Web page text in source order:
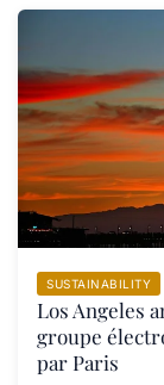
SUSTAINABILITY
Los Angeles
groupe
par Paris